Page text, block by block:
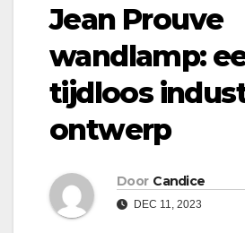
Jean Prouve
wandlamp:
tijdloos
ontwerp
Door Candice
DEC 11, 2023